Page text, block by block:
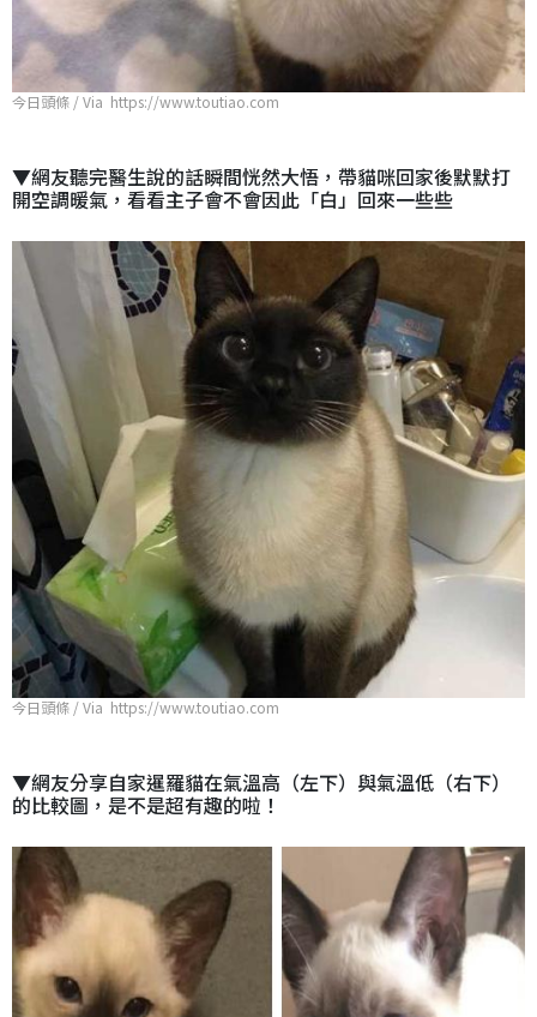
今日頭條 / Via https://www.toutiao.com
▼網友聽完醫生說的話瞬間恍然大悟，帶貓咪回家後默默打
開空調暖氣，看看主子會不會因此「白」回來一些些
今日頭條 / Via https://www.toutiao.com
▼網友分享自家暹羅貓在氣溫高（左下）與氣溫低（右下）
的比較圖，是不是超有趣的啦！